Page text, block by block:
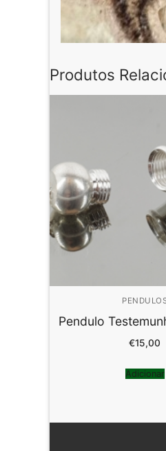
Produtos
Pendulo
€15,00
Adicionar